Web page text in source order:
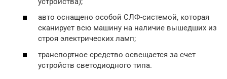
авто оснащено особой СЛФ-системой, которая
сканирует всю машину на наличие вышедших из
строя электрических ламп;
транспортное средство освещается за счет
устройств светодиодного типа.